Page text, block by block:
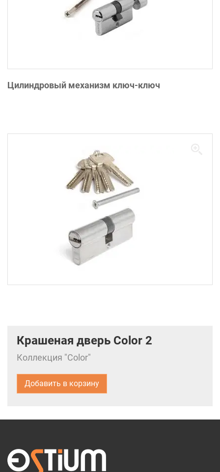
Цилиндровый механизм ключ-ключ
Крашеная дверь Color 2
Коллекция "Color"
Добавить в корзину